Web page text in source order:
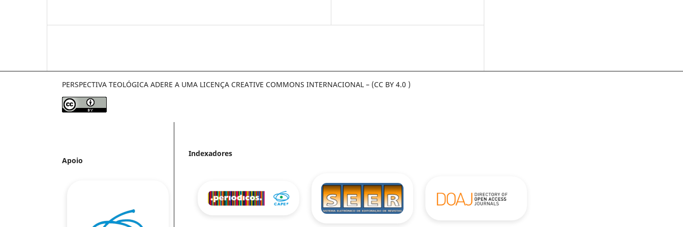
PERSPECTIVA TEOLÓGICA ADERE A UMA LICENÇA CREATIVE COMMONS INTERNACIONAL – (CC BY 4.0 )
Apoio
Indexadores